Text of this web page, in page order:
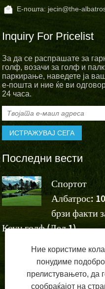
Е-пошта: jecin@the-
Inquiry For Pricelist
За да се распрашате за
голф, возачи за голф и
паркирање, наведете ја
е-пошта и ние ќе ви
24 часа.
Последни вести
Спортот
Албатрос: 10
брзи факти
Коун голф (Дел 1)
Ние користиме
понудиме
прелистувањето, да
сообраќајот на